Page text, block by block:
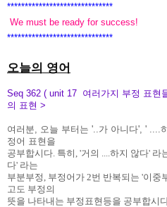
******************************
We must be ready for success!
******************************
오늘의 영어
Seq 362 ( unit 17 여러가지 부정 표현
의 표현 >
여러분, 오늘 부터는 '..가 아니다', ' ....
정어 표현을
공부합시다. 특히, '거의 ....하지 않다' 라
다' 라는
부분부정, 부정어가 2번 반복되는 '이중
고도 부정의
뜻을 나타내는 부정표현등을 공부합시